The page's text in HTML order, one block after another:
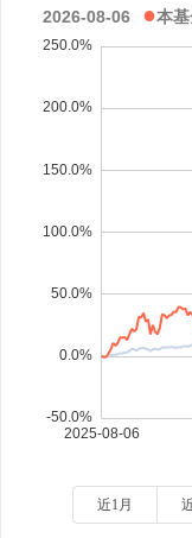
2026-08-06 ●本基
近1月